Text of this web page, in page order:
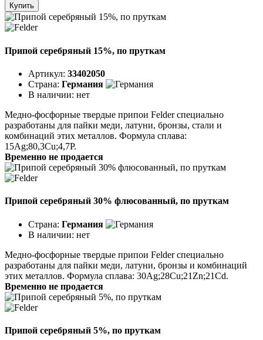
Купить
Припой серебряный 15%, по пруткам
Артикул: 33402050
Страна: Германия
В наличии: нет
Медно-фосфорные твердые припои Felder специально
разработаны для пайки меди, латуни, бронзы, стали и
комбинаций этих металлов. Формула сплава:
15Ag;80,3Cu;4,7P.
Временно не продается
Припой серебряный 30% флюсованный, по пруткам
Страна: Германия
В наличии: нет
Медно-фосфорные твердые припои Felder специально
разработаны для пайки меди, латуни, бронзы и комбинаций
этих металлов. Формула сплава: 30Ag;28Cu;21Zn;21Cd.
Временно не продается
Припой серебряный 5%, по пруткам